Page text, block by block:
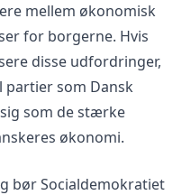
mellem økonomisk
for borgerne. Hvis
disse udfordringer,
som Dansk
som de stærke
økonomi.
bør Socialdemokratiet